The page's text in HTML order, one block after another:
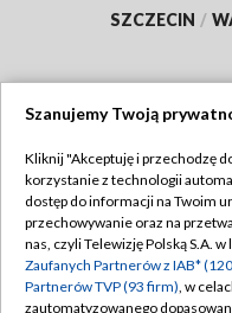
SZCZECIN /
Abonament TVP
Emisja w TVP
Centrum informacji
Szanujemy Twoją
Kliknij "Akceptuję i przechodzę
korzystanie z technologii
dostęp do informacji na Twoim
przechowywanie oraz na
nas, czyli Telewizję Polską S.A.
Zaufanych Partnerów z IAB*
Partnerów TVP (93 firm), w
zautomatyzowanego